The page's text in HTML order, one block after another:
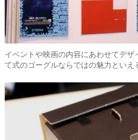
イベントや映画の内容にあわせてデ
て式のゴーグルならではの魅力といえ